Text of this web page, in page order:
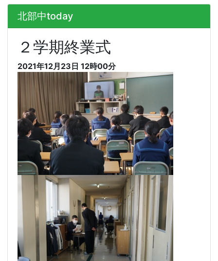
北部中today
２学期終業式
2021年12月23日 12時00分